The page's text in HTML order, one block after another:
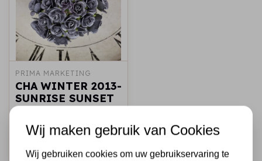
PRIMA MARKETING
CHA WINTER 2013-
SUNRISE SUNSET
COLLECTION
€4,50 Op voorraad
Snel toevoegen
Wij maken gebruik van Cookies
Wij gebruiken cookies om uw gebruikservaring te